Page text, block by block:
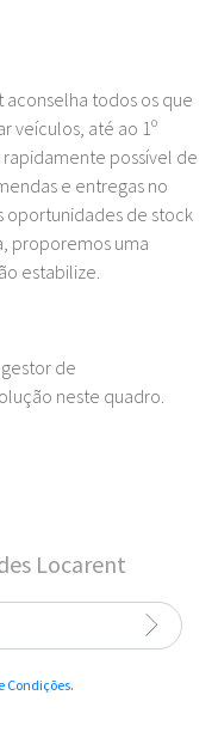
aconselha todos os que
veículos, até ao 1º
possível de
e entregas no
oportunidades de stock
proporemos uma
estabilize.
de
neste quadro.
Locarent
Condições.